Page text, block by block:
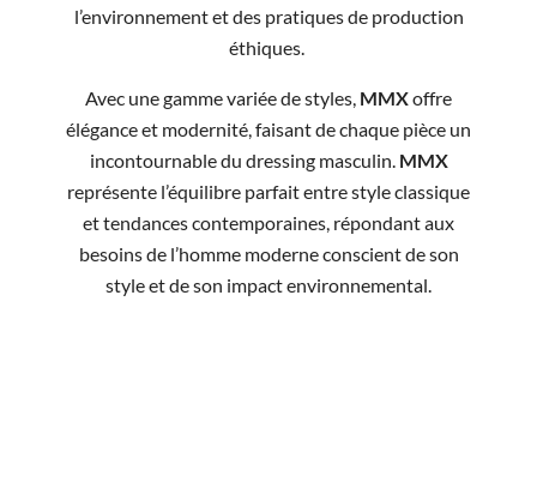
l’environnement et des pratiques de production
éthiques.
Avec une gamme variée de styles, MMXoffre
élégance et modernité, faisant de chaque pièce un
incontournable du dressing masculin. MMX
représente l’équilibre parfait entre style classique
et tendances contemporaines, répondant aux
besoins de l’homme moderne conscient de son
style et de son impact environnemental.